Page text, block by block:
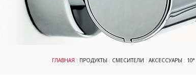
ГЛАВНАЯ : ПРОДУКТЫ : СМЕСИТЕЛИ : АКСЕССУАРЫ : 10°